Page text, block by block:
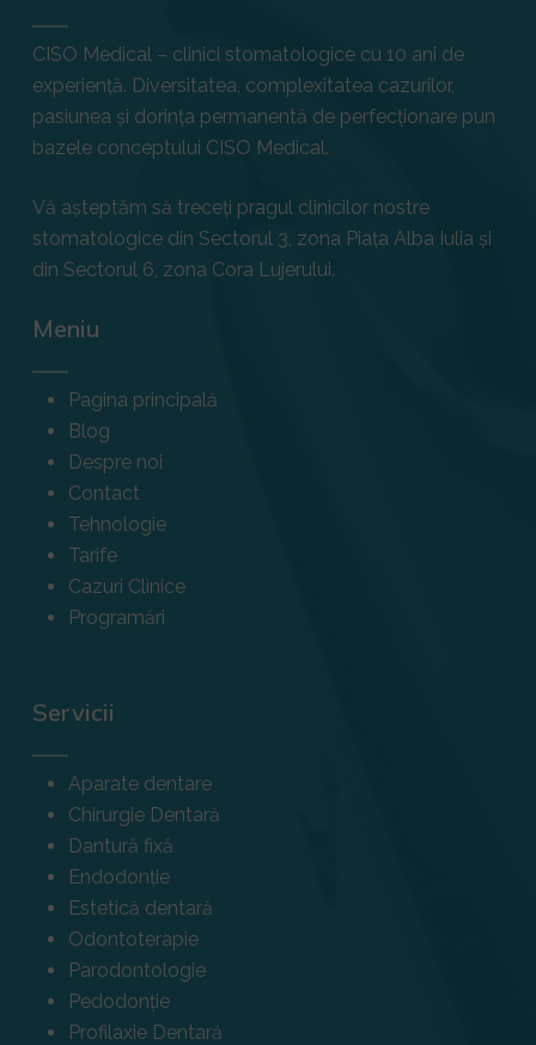
CISO Medical – clinici stomatologice cu 10 ani de
experiență. Diversitatea, complexitatea cazurilor,
pasiunea și dorința permanentă de perfecționare pun
bazele conceptului CISO Medical.
Vă așteptăm să treceți pragul clinicilor nostre
stomatologice din Sectorul 3, zona Piața Alba Iulia și
din Sectorul 6, zona Cora Lujerului.
Meniu
Pagina principală
Blog
Despre noi
Contact
Tehnologie
Tarife
Cazuri Clinice
Programări
Servicii
Aparate dentare
Chirurgie Dentară
Dantură fixă
Endodonție
Estetică dentară
Odontoterapie
Parodontologie
Pedodonție
Profilaxie Dentară